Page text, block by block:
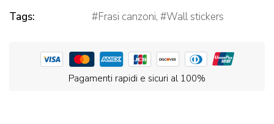
Tags:
Frasi canzoni, Wall stickers
Pagamenti rapidi e sicuri al 100%